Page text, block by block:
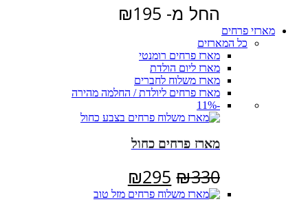
החל מ- ₪195
מארזי פרחים
כל המארזים
מארז פרחים רומנטי
מארז ליום הולדת
מארז משלוח לחברים
מארז פרחים ליולדת / החלמה מהירה
-11%
מארז פרחים כחול
₪330
המחיר
המקורי
₪295
הנוכחי